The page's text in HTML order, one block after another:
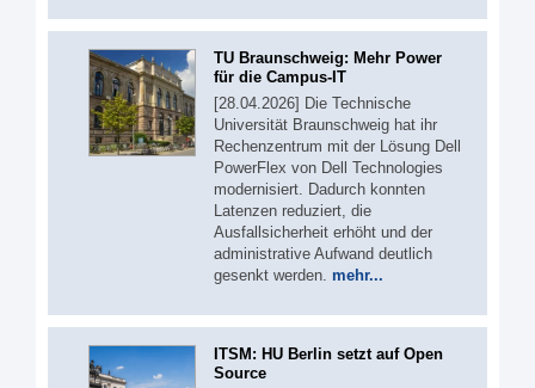
TU Braunschweig: Mehr Power
für die Campus-IT
[28.04.2026] Die Technische
Universität Braunschweig hat ihr
Rechenzentrum mit der Lösung Dell
PowerFlex von Dell Technologies
modernisiert. Dadurch konnten
Latenzen reduziert, die
Ausfallsicherheit erhöht und der
administrative Aufwand deutlich
gesenkt werden. mehr...
ITSM: HU Berlin setzt auf Open
Source